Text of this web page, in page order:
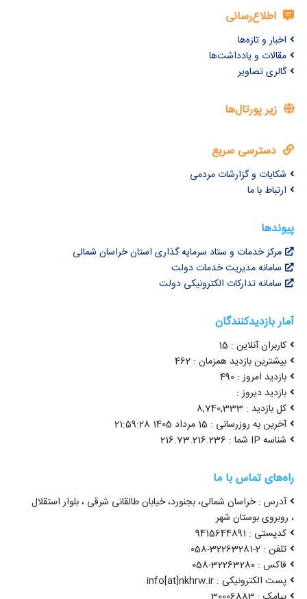
اطلاع‌رسانی
اخبار و تازه‌ها
مقالات و یادداشت‌ها
گالری تصاویر
زیر پورتال‌ها
دسترسی سریع
شکایات و گزارشات مردمی
ارتباط با ما
پیوندها
مرکز خدمات و ستاد سرمایه گذاری استان خراسان شمالی
سامانه مدیریت خدمات دولت
سامانه تدارکات الکترونیکی دولت
آمار بازدیدکنندگان
کاربران آنلاین : 15
بیشترین بازدید همزمان : 462
بازدید امروز : 490
بازدید دیروز :
کل بازدید : 8,740,333
آخرین به روزرسانی : 15 مرداد 1405 21:59:28
شناسه IP شما : 216.73.216.236
راه‌های تماس با ما
آدرس : خراسان شمالی، بجنورد، خیابان طالقانی شرقی ، بلوار استقلال
، روبروی بوستان شهر
کدپستی : 9415644891
تلفن : 2-32263281-058
فاکس : 32263280-058
پست الکترونیکی : info[at]nkhrw.ir